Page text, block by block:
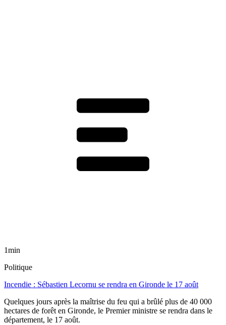
1min
Politique
Incendie : Sébastien Lecornu se rendra en Gironde le 17 août
Quelques jours après la maîtrise du feu qui a brûlé plus de 40 000
hectares de forêt en Gironde, le Premier ministre se rendra dans le
département, le 17 août.